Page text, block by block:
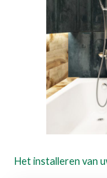
Het installeren van